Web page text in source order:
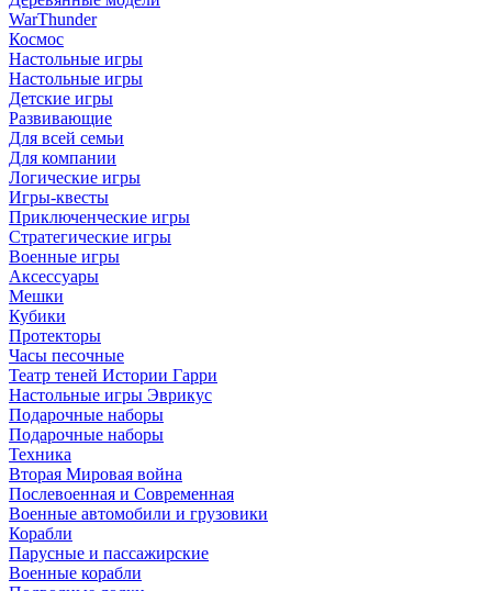
WarThunder
Космос
Настольные игры
Настольные игры
Детские игры
Развивающие
Для всей семьи
Для компании
Логические игры
Игры-квесты
Приключенческие игры
Стратегические игры
Военные игры
Аксессуары
Мешки
Кубики
Протекторы
Часы песочные
Театр теней Истории Гарри
Настольные игры Эврикус
Подарочные наборы
Подарочные наборы
Техника
Вторая Мировая война
Послевоенная и Современная
Военные автомобили и грузовики
Корабли
Парусные и пассажирские
Военные корабли